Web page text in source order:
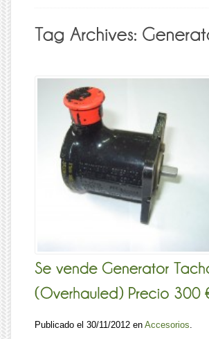
Publicado el 30/11/2012 en Accesorios.